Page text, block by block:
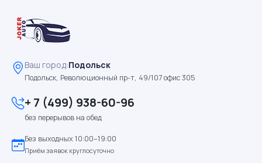
Ваш город:Подольск
Подольск, Революционный пр-т, 49/107 офис 305
+ 7 (499) 938-60-96
без перерывов на обед
Без выходных 10:00–19:00
Приём заявок круглосуточно